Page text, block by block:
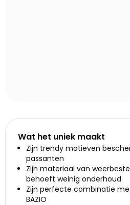
Wat het uniek maakt
Zijn trendy motieven
passanten
Zijn materiaal van
behoeft weinig onderhoud
Zijn perfecte combinatie
BAZIO